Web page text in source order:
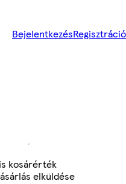
BejelentkezésRegisztráció
kosárérték
kosárérték
elküldése